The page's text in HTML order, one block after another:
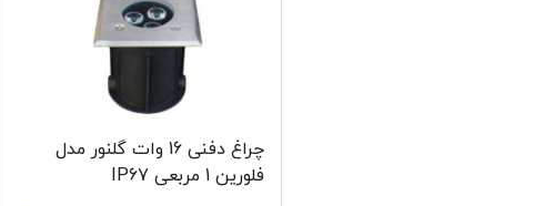
چراغ دفنی 16 وات گلنور مدل
فلورین 1 مربعی IP67